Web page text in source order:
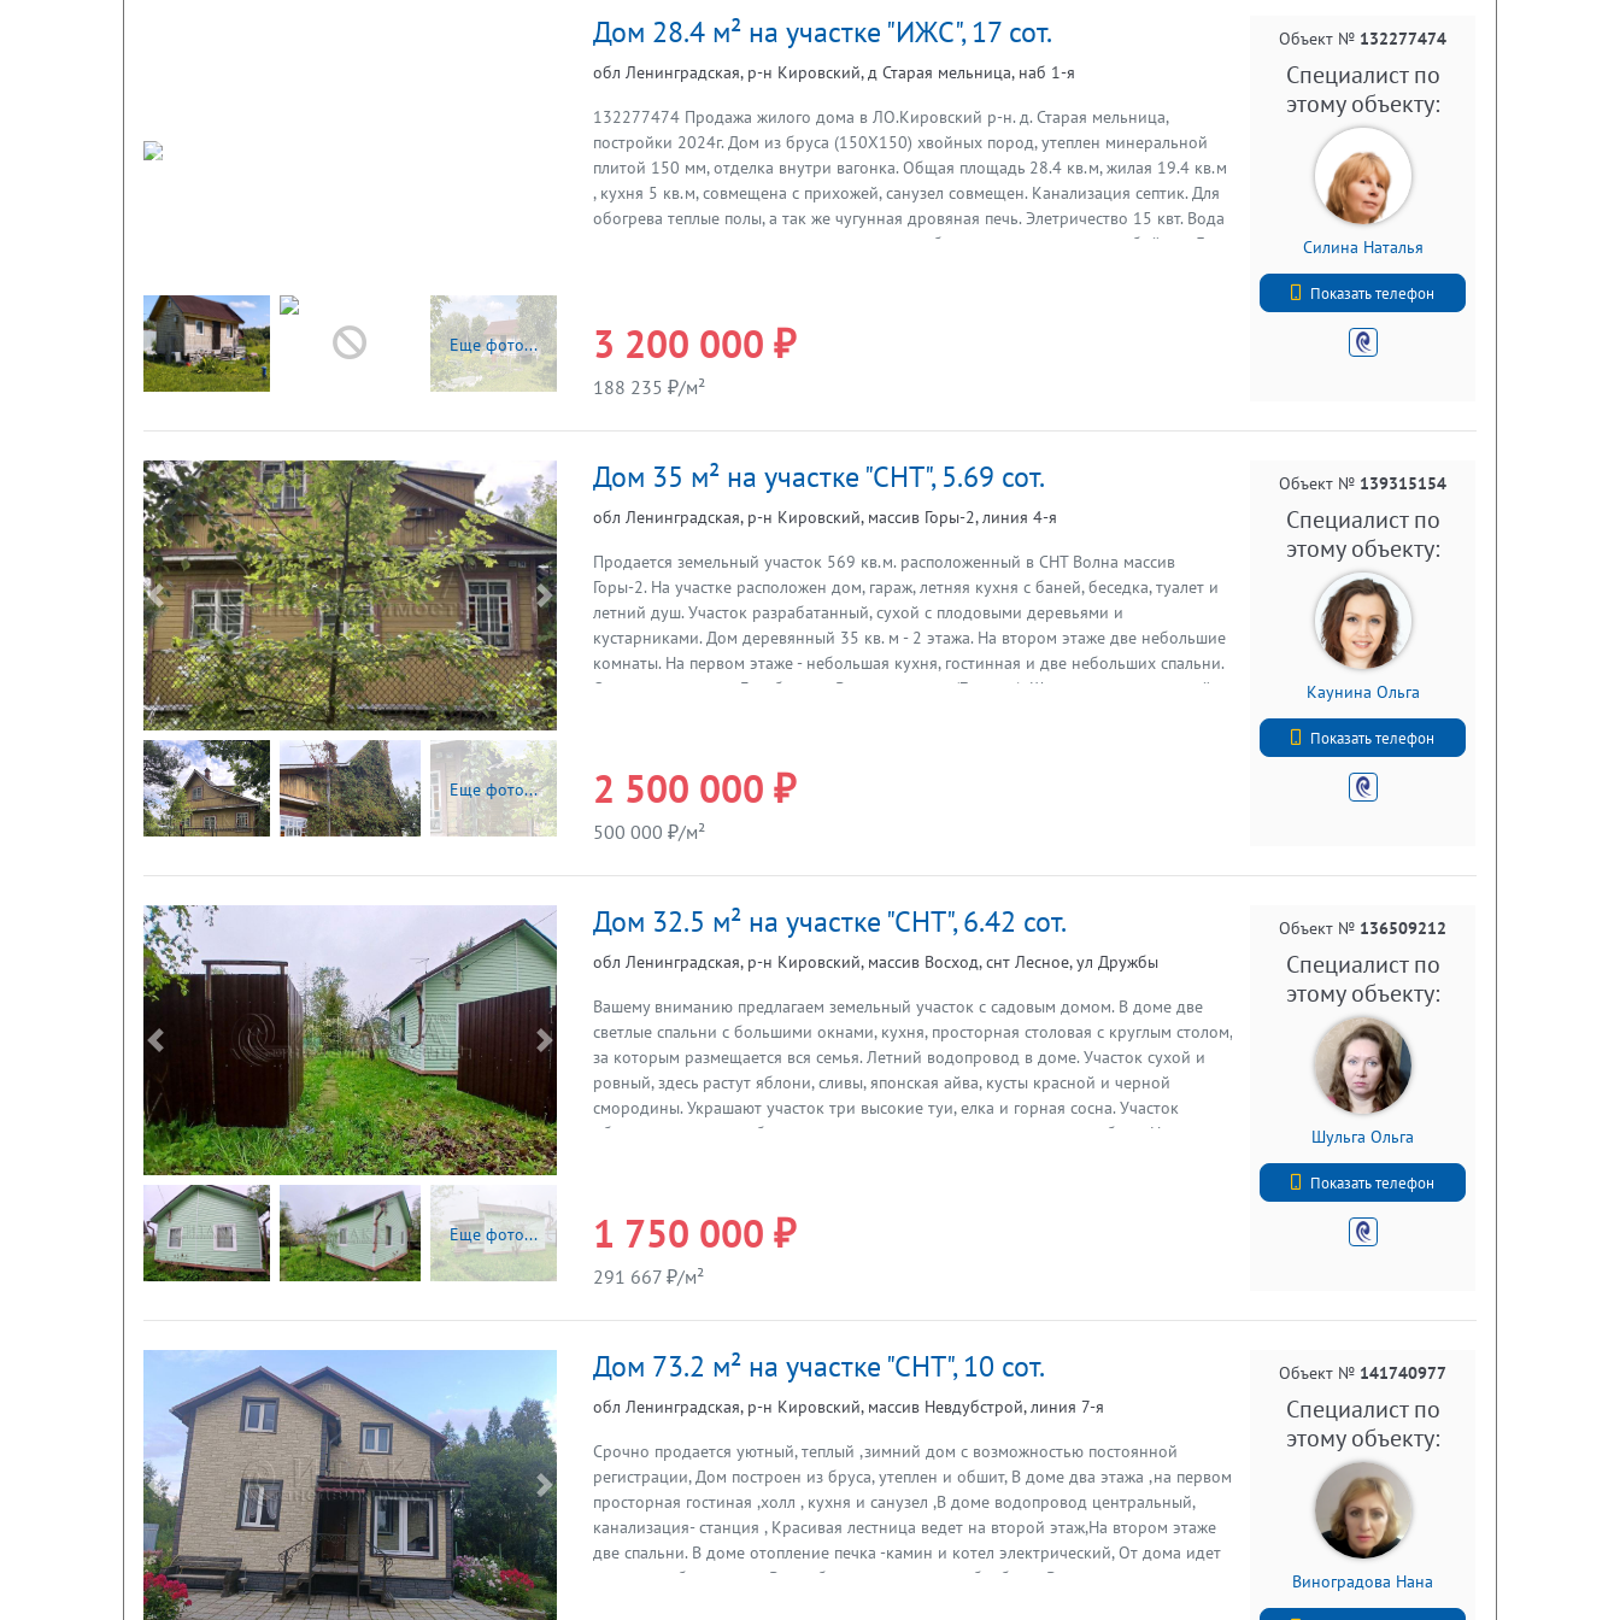
хорошо организованный хозблок (3 секции) – удобное хранение инструментов; •
Забор из сетки Рабица – аккуратно и долговечно. МАГАЗИН и правление
(адекватное) в 5 мин. ходьбы, 4 раза в неделю - АВТОЛАВКИ со свежайшими
МЕДПУНКТ. КАК ДОБРАТЬСЯ: электричка от СПб до ж/д станции Грибное, от
электрички до дома 15 мин пешком. Или на машине по Мурмане 45 км (дорога
отличная). ДОБРО ПОЖАЛОВАТЬ НА ПРОСМОТРЫ!
Следующая Предыдущая
Еще фото...
Дом 28.4 м² на участке "ИЖС", 17 сот.
обл Ленинградская, р-н Кировский, д Старая мельница, наб 1-я
132277474 Продажа жилого дома в ЛО.Кировский р-н. д. Старая мельница,
постройки 2024г. Дом из бруса (150Х150) хвойных пород, утеплен минеральной
плитой 150 мм, отделка внутри вагонка. Общая площадь 28.4 кв.м, жилая 19.4 кв.м
, кухня 5 кв.м, совмещена с прихожей, санузел совмещен. Канализация септик. Для
обогрева теплые полы, а так же чугунная дровяная печь. Элетричество 15 квт. Вода
питьевая из скважины, заведена в дом, для обогрева воды установлен бойлер. Для
дом, в данный момент не жилой. Рядом протекает не большая речка Ковра. До ст.
Жихарево ходят маршрутки, а так же электричка. Звоните, все интересующие
3 200 000 ₽
188 235 ₽/м²
Объект № 132277474
Специалист по
этому объекту:
Силина Наталья
Показать телефон
+7 (812) 740-70-40
Следующая Предыдущая
Еще фото...
Дом 35 м² на участке "СНТ", 5.69 сот.
обл Ленинградская, р-н Кировский, массив Горы-2, линия 4-я
Продается земельный участок 569 кв.м. расположенный в СНТ Волна массив
Горы-2. На участке расположен дом, гараж, летняя кухня с баней, беседка, туалет и
летний душ. Участок разрабатанный, сухой с плодовыми деревьями и
кустарниками. Дом деревянный 35 кв. м - 2 этажа. На втором этаже две небольшие
комнаты. На первом этаже - небольшая кухня, гостинная и две небольших спальни.
Отопление печное. Газ - баллон. Вода - колодец (7 колец). Шундамент - ленточный.
Электричка ходит с - Московского, Ладожского и Финляндского вокзала. На
Войтовка, со своим небольшим пляжем. Кировский район - очень богат грибами,
отдельную плату. По всем вопросам звоните, расскажу все подробно.
2 500 000 ₽
500 000 ₽/м²
Объект № 139315154
Специалист по
этому объекту:
Каунина Ольга
Показать телефон
+7 (812) 740-70-40
Следующая Предыдущая
Еще фото...
Дом 32.5 м² на участке "СНТ", 6.42 сот.
обл Ленинградская, р-н Кировский, массив Восход, снт Лесное, ул Дружбы
Вашему вниманию предлагаем земельный участок с садовым домом. В доме две
светлые спальни с большими окнами, кухня, просторная столовая с круглым столом,
за которым размещается вся семья. Летний водопровод в доме. Участок сухой и
ровный, здесь растут яблони, сливы, японская айва, кусты красной и черной
смородины. Украшают участок три высокие туи, елка и горная сосна. Участок
обнесен железным забором, есть заезд и место для стоянки автомобиля. На
года.
1 750 000 ₽
291 667 ₽/м²
Объект № 136509212
Специалист по
этому объекту:
Шульга Ольга
Показать телефон
+7 (812) 740-70-40
Следующая Предыдущая
Дом 73.2 м² на участке "СНТ", 10 сот.
обл Ленинградская, р-н Кировский, массив Невдубстрой, линия 7-я
Срочно продается уютный, теплый ,зимний дом с возможностью постоянной
регистрации, Дом построен из бруса, утеплен и обшит, В доме два этажа ,на первом
просторная гостиная ,холл , кухня и санузел ,В доме водопровод центральный,
канализация- станция , Красивая лестница ведет на второй этаж,На втором этаже
две спальни. В доме отопление печка -камин и котел электрический, От дома идет
дорожка к бане-сауне, Возле бани,есть место для барбекю, Во дворе есть дровяник,
Объект № 141740977
Специалист по
этому объекту:
Виноградова Нана